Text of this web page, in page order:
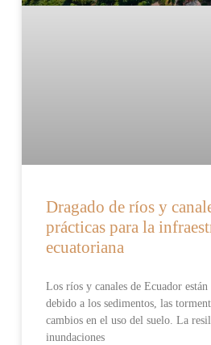
Dragado de ríos y
prácticas para la
ecuatoriana
Los ríos y canales de Ecuador
debido a los sedimentos, las
cambios en el uso del suelo. La
inundaciones